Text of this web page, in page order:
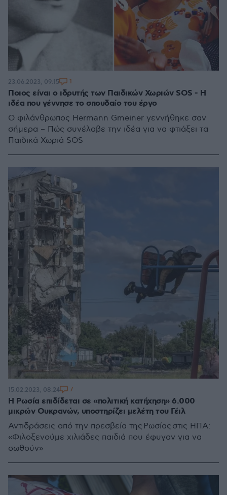
Ποιος είναι ο ιδρυτής των Παιδικών Χωριών SOS - Η
ιδέα που γέννησε το σπουδαίο του έργο
Ο φιλάνθρωπος Hermann Gmeiner γεννήθηκε σαν
σήμερα – Πώς συνέλαβε την ιδέα για να φτιάξει τα
Παιδικά Χωριά SOS
23.06.2023, 09:15 1
Η Ρωσία επιδίδεται σε «πολιτική κατήχηση» 6.000
μικρών Ουκρανών, υποστηρίζει μελέτη του Γέιλ
Αντιδράσεις από την πρεσβεία της Ρωσίας στις ΗΠΑ:
«Φιλοξενούμε χιλιάδες παιδιά που έφυγαν για να
σωθούν»
15.02.2023, 08:24 7